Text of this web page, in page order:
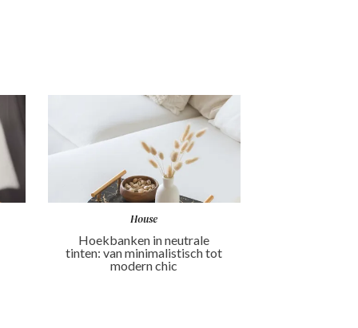
House
Hoekbanken in neutrale
tinten: van minimalistisch tot
modern chic